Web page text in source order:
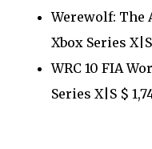
Werewolf: The
Xbox Series
WRC 10 FIA
Series X|S $